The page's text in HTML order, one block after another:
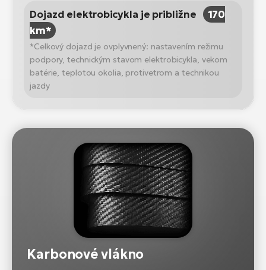
Dojazd elektrobicykla je približne
170
km*
*Celkový dojazd je ovplyvnený: nastavením režimu
podpory, technickým stavom elektrobicykla, vekom
batérie, teplotou okolia, protivetrom a technikou
jazdy
Karbonové vlákno